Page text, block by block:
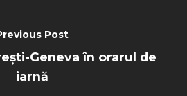
Post
Geneva în orarul de
iarnă